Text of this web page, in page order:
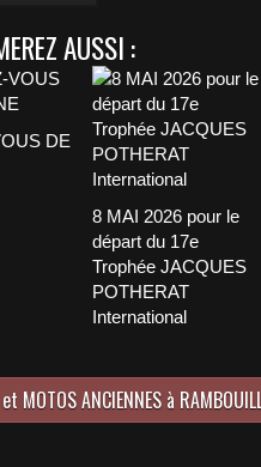
AUSSI :
DE
8 MAI 2026 pour le
départ du 17e
Trophée JACQUES
POTHERAT
International